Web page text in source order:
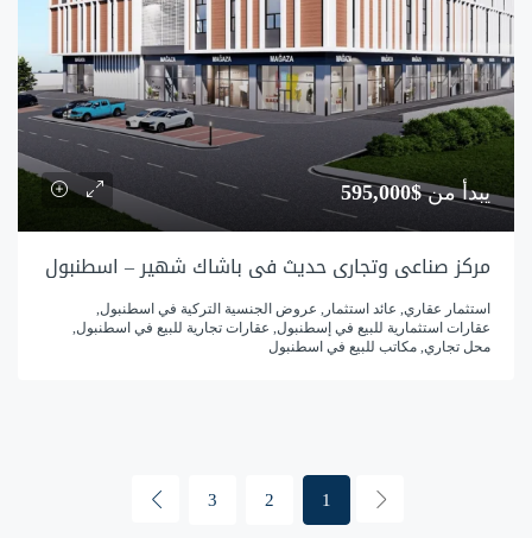
يبدأ من$595,000
مركز صناعي وتجاري حديث في باشاك شهير – اسطنبول
استثمار عقاري, عائد استثمار, عروض الجنسية التركية في اسطنبول,
عقارات استثمارية للبيع في إسطنبول, عقارات تجارية للبيع في اسطنبول,
محل تجاري, مكاتب للبيع في اسطنبول
1
2
3